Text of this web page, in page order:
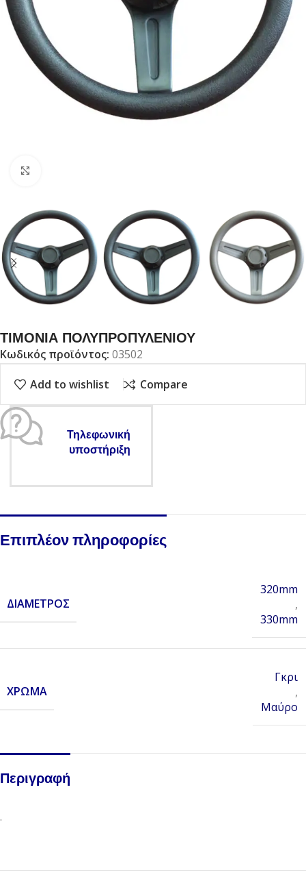
ΤΙΜΟΝΙΑ ΠΟΛΥΠΡΟΠΥΛΕΝΙΟΥ
Κωδικός προϊόντος: 03502
Add to wishlist Compare
Τηλεφωνική
υποστήριξη
Επιπλέον πληροφορίες
ΔΙΆΜΕΤΡΟΣ
320mm
,
330mm
ΧΡΏΜΑ
Γκρι
,
Μαύρο
Περιγραφή
.